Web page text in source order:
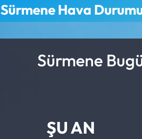
Sürmene Hava
Sürmene
ŞU AN